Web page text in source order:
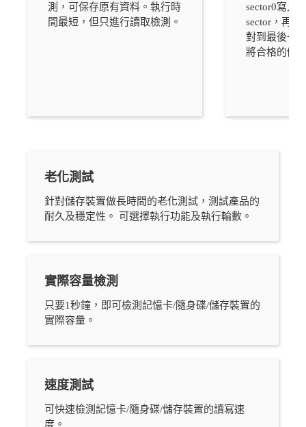
測，可保存原有資料。執行時
間最短，但只進行讀取檢測。
sector0寫入
sector，再從
對到最後一
將合格的儲
老化測試
針對儲存裝置做長時間的老化測試，測試產品的
耐久及穩定性。 可選擇執行功能及執行輪數。
實際容量檢測
只要1秒鐘，即可檢測記憶卡/隨身碟/儲存裝置的
實際容量。
速度測試
可快速檢測記憶卡/隨身碟/儲存裝置的讀寫速
度。